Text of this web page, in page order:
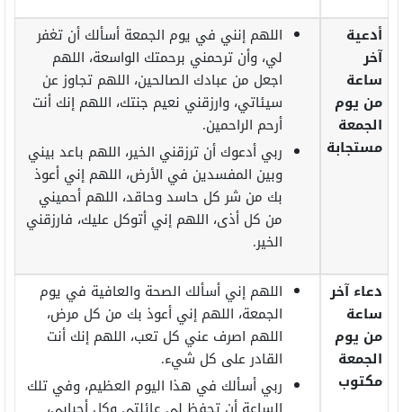
أدعية
آخر
ساعة
من يوم
الجمعة
مستجابة
اللهم إنني في يوم الجمعة أسألك أن تغفر
لي، وأن ترحمني برحمتك الواسعة، اللهم
اجعل من عبادك الصالحين، اللهم تجاوز عن
سيئاتي، وارزقني نعيم جنتك، اللهم إنك أنت
أرحم الراحمين.
ربي أدعوك أن ترزقني الخير، اللهم باعد بيني
وبين المفسدين في الأرض، اللهم إني أعوذ
بك من شر كل حاسد وحاقد، اللهم أحميني
من كل أذى، اللهم إني أتوكل عليك، فارزقني
الخير.
دعاء آخر
ساعة
من يوم
الجمعة
مكتوب
اللهم إني أسألك الصحة والعافية في يوم
الجمعة، اللهم إني أعوذ بك من كل مرض،
اللهم اصرف عني كل تعب، اللهم إنك أنت
القادر على كل شيء.
ربي أسألك في هذا اليوم العظيم، وفي تلك